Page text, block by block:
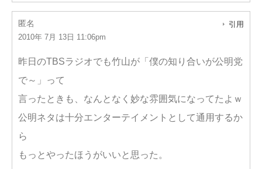
匿名
2010年 7月 13日 11:06pm
引用
昨日のTBSラジオでも竹山が「僕の知り合いが公明党
で～」って
言ったときも、なんとなく妙な雰囲気になってたよｗ
公明ネタは十分エンターテイメントとして通用するか
ら
もっとやったほうがいいと思った。